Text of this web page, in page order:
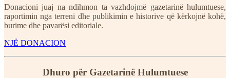
Donacioni juaj na ndihmon ta vazhdojmë gazetarinë hulumtuese,
raportimin nga terreni dhe publikimin e historive që kërkojnë kohë,
burime dhe pavarësi editoriale.
NJË DONACION
Dhuro për Gazetarinë Hulumtuese